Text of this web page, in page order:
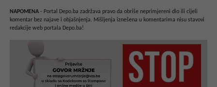
NAPOMENA - Portal Depo.ba zadržava pravo da obriše neprimjereni dio ili cijeli
komentar bez najave i objašnjenja. Mišljenja iznešena u komentarima nisu stavovi
redakcije web portala Depo.ba!